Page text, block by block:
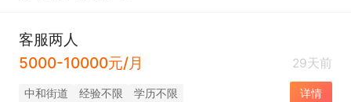
客服两人
5000-10000元/月
29天前
中和街道 经验不限 学历不限 详情